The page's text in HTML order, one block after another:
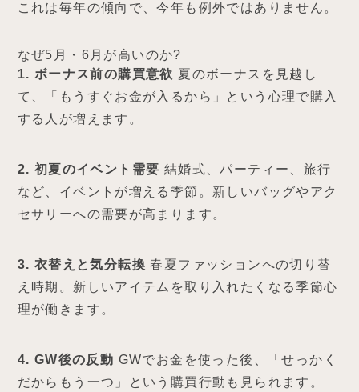
これは毎年の傾向で、今年も例外ではありません。
なぜ5月・6月が高いのか?
1. ボーナス前の購買意欲 夏のボーナスを見越し
て、「もうすぐお金が入るから」という心理で購入
する人が増えます。
2. 初夏のイベント需要 結婚式、パーティー、旅行
など、イベントが増える季節。新しいバッグやアク
セサリーへの需要が高まります。
3. 衣替えと気分転換 春夏ファッションへの切り替
え時期。新しいアイテムを取り入れたくなる季節心
理が働きます。
4. GW後の反動 GWでお金を使った後、「せっかく
だからもう一つ」という購買行動も見られます。